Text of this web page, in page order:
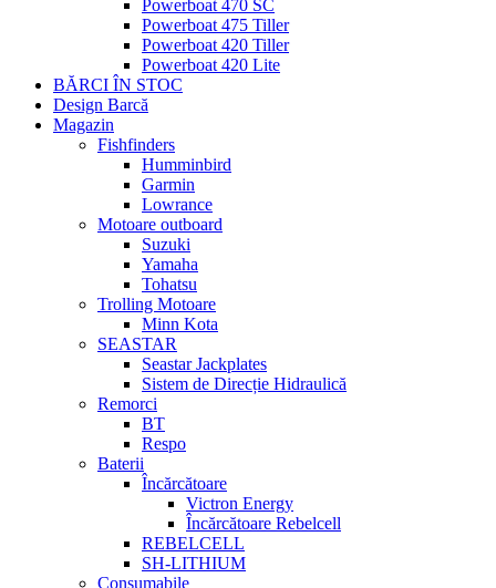
Powerboat 470 SC
Powerboat 475 Tiller
Powerboat 420 Tiller
Powerboat 420 Lite
BĂRCI ÎN STOC
Design Barcă
Magazin
Fishfinders
Humminbird
Garmin
Lowrance
Motoare outboard
Suzuki
Yamaha
Tohatsu
Trolling Motoare
Minn Kota
SEASTAR
Seastar Jackplates
Sistem de Direcție Hidraulică
Remorci
BT
Respo
Baterii
Încărcătoare
Victron Energy
Încărcătoare Rebelcell
REBELCELL
SH-LITHIUM
Consumabile